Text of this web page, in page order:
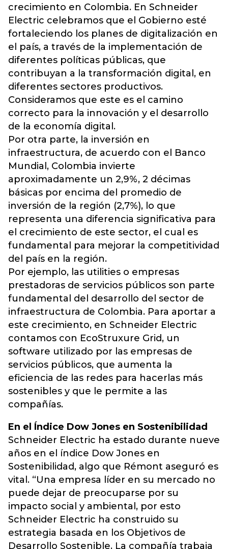
crecimiento en Colombia. En Schneider
Electric celebramos que el Gobierno esté
fortaleciendo los planes de digitalización en
el país, a través de la implementación de
diferentes políticas públicas, que
contribuyan a la transformación digital, en
diferentes sectores productivos.
Consideramos que este es el camino
correcto para la innovación y el desarrollo
de la economía digital.
Por otra parte, la inversión en
infraestructura, de acuerdo con el Banco
Mundial, Colombia invierte
aproximadamente un 2,9%, 2 décimas
básicas por encima del promedio de
inversión de la región (2,7%), lo que
representa una diferencia significativa para
el crecimiento de este sector, el cual es
fundamental para mejorar la competitividad
del país en la región.
Por ejemplo, las utilities o empresas
prestadoras de servicios públicos son parte
fundamental del desarrollo del sector de
infraestructura de Colombia. Para aportar a
este crecimiento, en Schneider Electric
contamos con EcoStruxure Grid, un
software utilizado por las empresas de
servicios públicos, que aumenta la
eficiencia de las redes para hacerlas más
sostenibles y que le permite a las
compañías.
En el Índice Dow Jones en Sostenibilidad
Schneider Electric ha estado durante nueve
años en el índice Dow Jones en
Sostenibilidad, algo que Rémont aseguró es
vital. “Una empresa líder en su mercado no
puede dejar de preocuparse por su
impacto social y ambiental, por esto
Schneider Electric ha construido su
estrategia basada en los Objetivos de
Desarrollo Sostenible. La compañía trabaja